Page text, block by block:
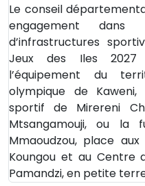
Le conseil
engagement
d’infrastructures
Jeux des Iles
l’équipement du
olympique de
sportif de Mirereni
Mtsangamouji, ou la
Mmaoudzou, place
Koungou et au Centre
Pamandzi, en petite